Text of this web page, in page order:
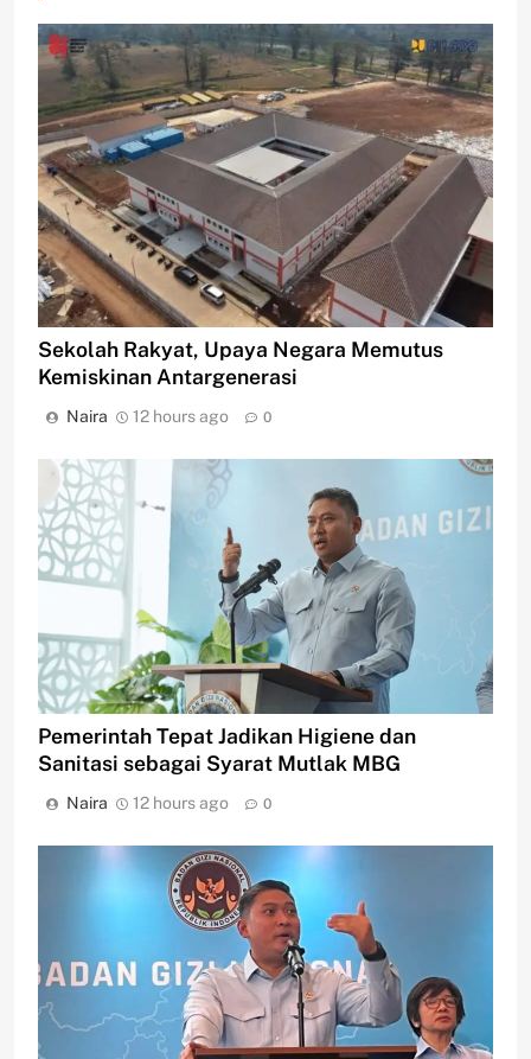
Sekolah Rakyat, Upaya Negara Memutus
Kemiskinan Antargenerasi
Naira 12 hours ago 0
Pemerintah Tepat Jadikan Higiene dan
Sanitasi sebagai Syarat Mutlak MBG
Naira 12 hours ago 0